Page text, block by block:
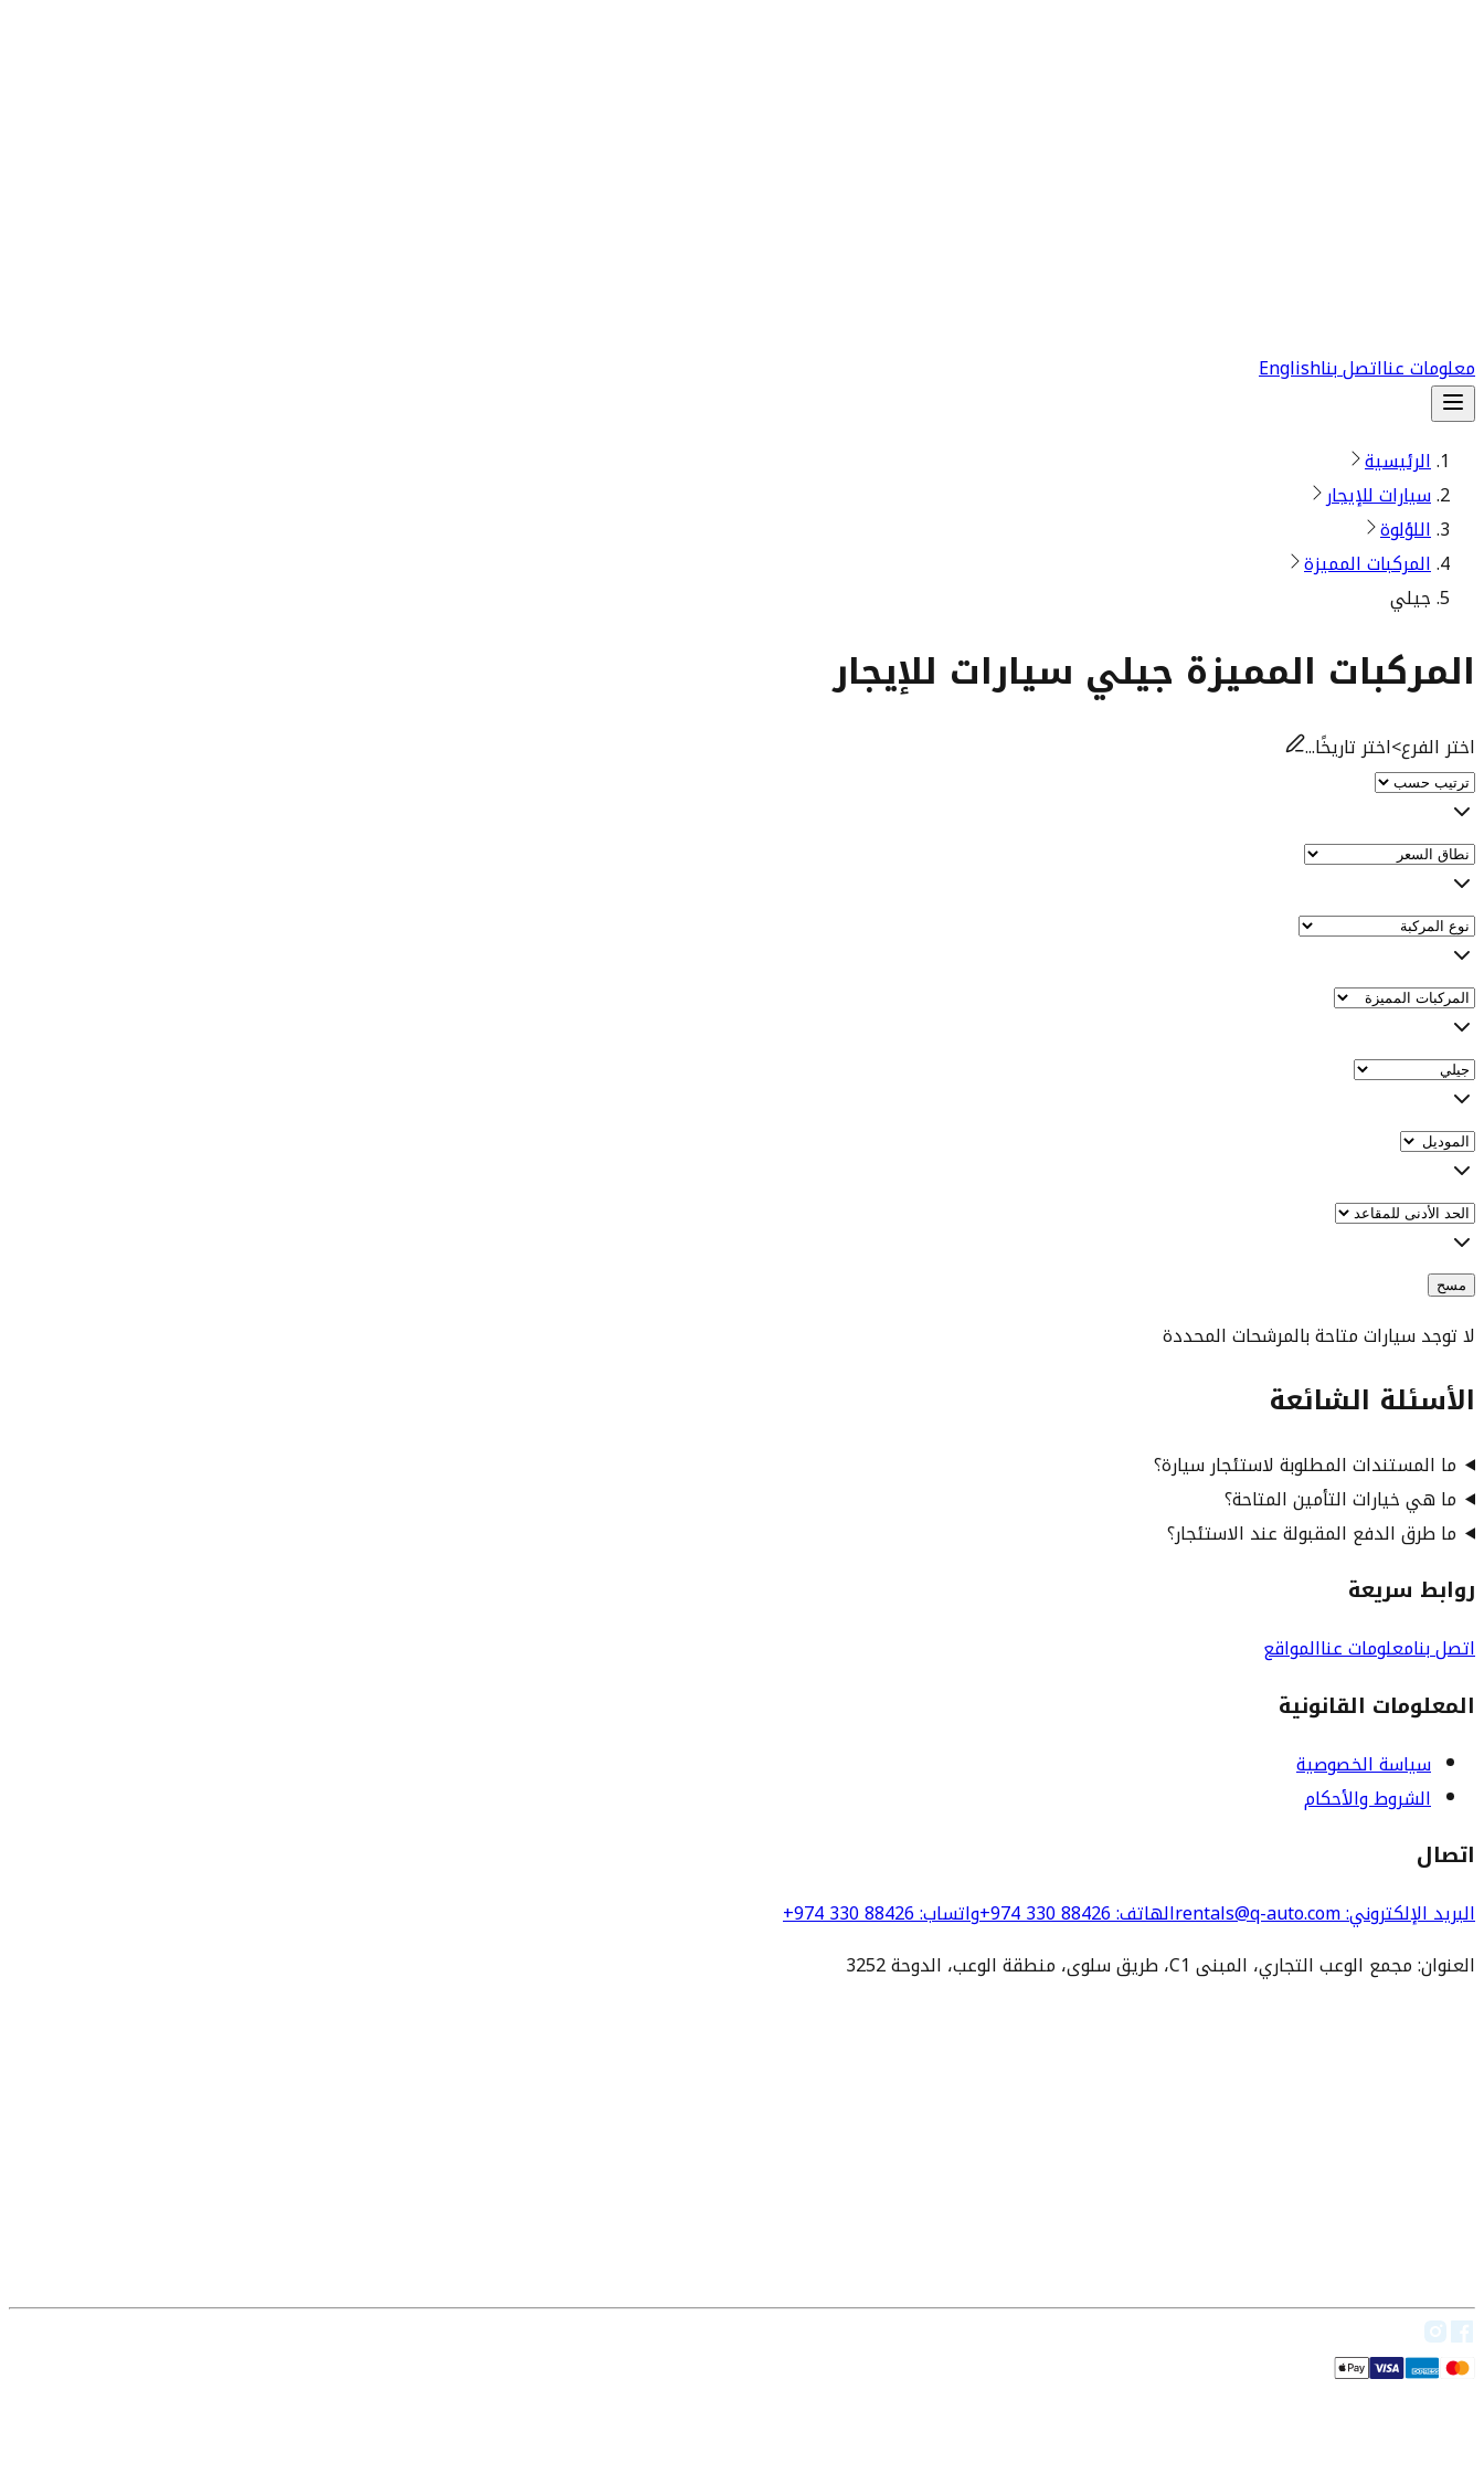
معلومات عنااتصل بناEnglish
الرئيسية
سيارات للإيجار
اللؤلوة
المركبات المميزة
جيلي
المركبات المميزة جيلي سيارات للإيجار
اختر الفرع>اختر تاريخًا...
مسح
لا توجد سيارات متاحة بالمرشحات المحددة
الأسئلة الشائعة
ما المستندات المطلوبة لاستئجار سيارة؟
ما هي خيارات التأمين المتاحة؟
ما طرق الدفع المقبولة عند الاستئجار؟
روابط سريعة
اتصل بنامعلومات عناالمواقع
المعلومات القانونية
سياسة الخصوصية
الشروط والأحكام
اتصال
البريد الإلكتروني: rentals@q-auto.com الهاتف:
+974 330 88426واتساب:
+974 330 88426
العنوان: مجمع الوعب التجاري، المبنى C1، طريق سلوى، منطقة الوعب، الدوحة 3252